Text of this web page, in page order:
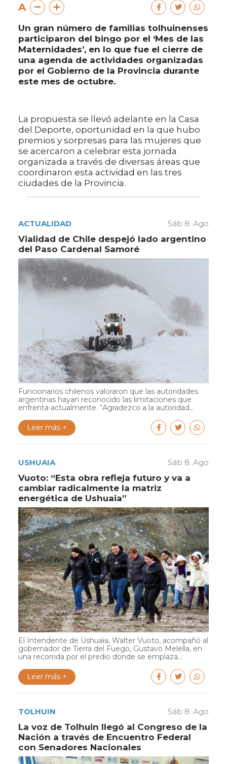
A
Un gran número de familias tolhuinenses
participaron del bingo por el ‘Mes de las
Maternidades’, en lo que fue el cierre de
una agenda de actividades organizadas
por el Gobierno de la Provincia durante
este mes de octubre.
La propuesta se llevó adelante en la Casa
del Deporte, oportunidad en la que hubo
premios y sorpresas para las mujeres que
se acercaron a celebrar esta jornada
organizada a través de diversas áreas que
coordinaron esta actividad en las tres
ciudades de la Provincia.
ACTUALIDAD Sáb 8. Ago
Vialidad de Chile despejó lado argentino
del Paso Cardenal Samoré
Funcionarios chilenos valoraron que las autoridades
argentinas hayan reconocido las limitaciones que
enfrenta actualmente. “Agradezco a la autoridad...
Leer más +
USHUAIA Sáb 8. Ago
Vuoto: “Esta obra refleja futuro y va a
cambiar radicalmente la matriz
energética de Ushuaia”
El Intendente de Ushuaia, Walter Vuoto, acompañó al
gobernador de Tierra del Fuego, Gustavo Melella, en
una recorrida por el predio donde se emplaza...
Leer más +
TOLHUIN Sáb 8. Ago
La voz de Tolhuin llegó al Congreso de la
Nación a través de Encuentro Federal
con Senadores Nacionales